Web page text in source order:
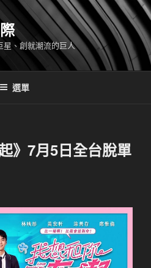
星、創就潮流的巨人
選單
》7月5日全台脫單